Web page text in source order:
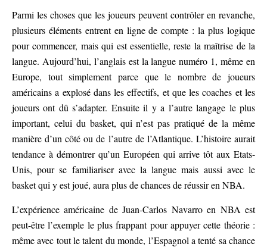
Parmi les choses que les joueurs peuvent contrôler en revanche,
plusieurs éléments entrent en ligne de compte : la plus logique
pour commencer, mais qui est essentielle, reste la maîtrise de la
langue. Aujourd’hui, l’anglais est la langue numéro 1, même en
Europe, tout simplement parce que le nombre de joueurs
américains a explosé dans les effectifs, et que les coaches et les
joueurs ont dû s’adapter. Ensuite il y a l’autre langage le plus
important, celui du basket, qui n’est pas pratiqué de la même
manière d’un côté ou de l’autre de l’Atlantique. L’histoire aurait
tendance à démontrer qu’un Européen qui arrive tôt aux Etats-
Unis, pour se familiariser avec la langue mais aussi avec le
basket qui y est joué, aura plus de chances de réussir en NBA.
L’expérience américaine de Juan-Carlos Navarro en NBA est
peut-être l’exemple le plus frappant pour appuyer cette théorie :
même avec tout le talent du monde, l’Espagnol a tenté sa chance